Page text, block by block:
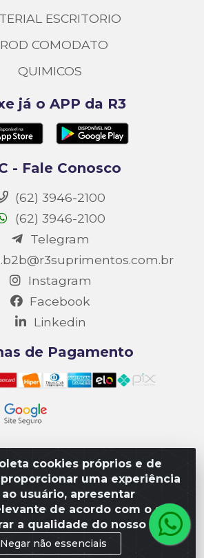
cookies próprios e de
uma experiência
usuário, apresentar
de acordo com o seu
a qualidade do nosso site.
Negar não essenciais
ESCRITORIO
COMODATO
QUIMICOS
já o APP da R3
- Fale Conosco
(62) 3946-2100
(62) 3946-2100
Telegram
Instagram
Facebook
Linkedin
de Pagamento
- Rua 14, Polo Empresarial Goiás
15; Lote 04, Aparecida de
182. - CNPJ 10.641.901/0001-16